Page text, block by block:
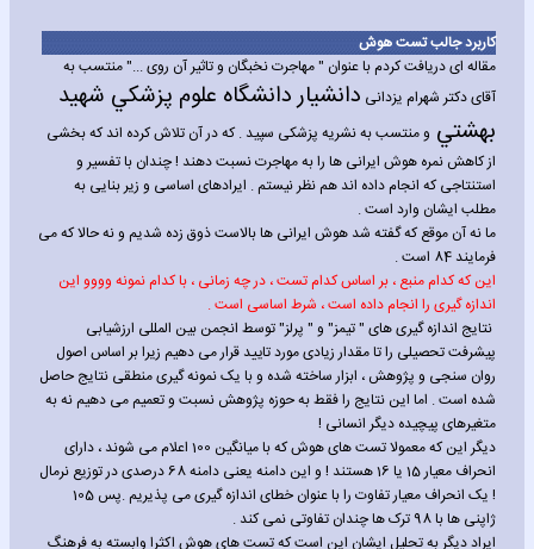
کاربرد جالب تست هوش
مقاله ای دریافت کردم با عنوان " مهاجرت نخبگان و تاثیر آن روی ..." منتسب به
آقای دکتر شهرام یزدانی دانشيار دانشگاه علوم پزشکي شهيد
بهشتي و منتسب به نشریه پزشکی سپید . که در آن تلاش کرده اند که بخشی
از کاهش نمره هوش ایرانی ها را به مهاجرت نسبت دهند !چندان با تفسیر و
استنتاجی که انجام داده اند هم نظر نیستم . ایرادهای اساسی و زیر بنایی به
مطلب ایشان وارد است .
ما نه آن موقع که گفته شد هوش ایرانی ها بالاست ذوق زده شدیم و نه حالا که می
فرمایند 84 است .
این که کدام منبع ، بر اساس کدام تست ، در چه زمانی ، با کدام نمونه وووو این
اندازه گیری را انجام داده است ، شرط اساسی است .
نتایج اندازه گیری های " تیمز" و " پرلز" توسط انجمن بین المللی ارزشیابی
پیشرفت تحصیلی را تا مقدار زیادی مورد تایید قرار می دهیم زیرا بر اساس اصول
روان سنجی و پژوهش ، ابزار ساخته شده و با یک نمونه گیری منطقی نتایج حاصل
شده است . اما این نتایج را فقط به حوزه پژوهش نسبت و تعمیم می دهیم نه به
متغیرهای پیچیده دیگر انسانی !
دیگر این که معمولا تست های هوش که با میانگین 100 اعلام می شوند ، دارای
انحراف معیار 15 یا 16 هستند ! و این دامنه یعنی دامنه 68 درصدی در توزیع نرمال
! یک انحراف معیار تفاوت را با عنوان خطای اندازه گیری می پذیریم .پس 105
ژاپنی ها با 98 ترک ها چندان تفاوتی نمی کند .
ایراد دیگر به تحلیل ایشان این است که تست های هوش اکثرا وابسته به فرهنگ